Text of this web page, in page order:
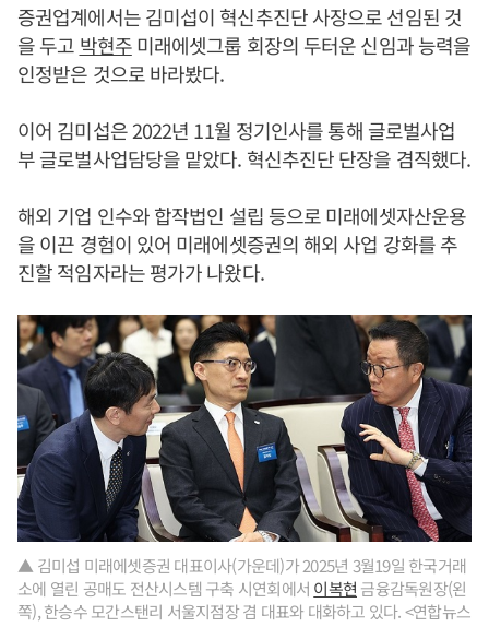
증권업계에서는 김미섭이 혁신추진단 사장으로 선임된 것
을 두고 박현주미래에셋그룹 회장의 두터운 신임과 능력을
인정받은 것으로 바라봤다.
이어 김미섭은 2022년 11월 정기인사를 통해 글로벌사업
부 글로벌사업담당을 맡았다. 혁신추진단 단장을 겸직했다.
해외 기업 인수와 합작법인 설립 등으로 미래에셋자산운용
을 이끈 경험이 있어 미래에셋증권의 해외 사업 강화를 추
진할 적임자라는 평가가 나왔다.
▲ 김미섭 미래에셋증권 대표이사(가운데)가 2025년 3월19일 한국거래
소에 열린 공매도 전산시스템 구축 시연회에서 이복현 금융감독원장(왼
쪽), 한승수 모간스탠리 서울지점장 겸 대표와 대화하고 있다. <연합뉴스